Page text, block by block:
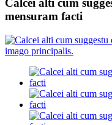
Calcei alti cum
mensuram facti